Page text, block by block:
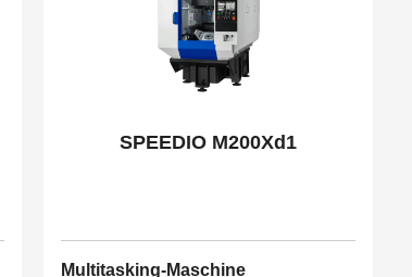
SPEEDIO M200Xd1
Multitasking-Maschine